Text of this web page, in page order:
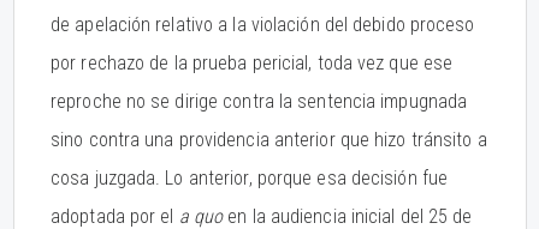
de apelación relativo a la violación del debido proceso
por rechazo de la prueba pericial, toda vez que ese
reproche no se dirige contra la sentencia impugnada
sino contra una providencia anterior que hizo tránsito a
cosa juzgada. Lo anterior, porque esa decisión fue
adoptada por el a quo en la audiencia inicial del 25 de